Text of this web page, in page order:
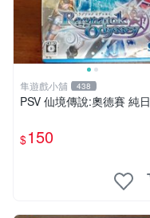
隼遊戲小舖 438
PSV 仙境傳說:奧德賽 純
$150